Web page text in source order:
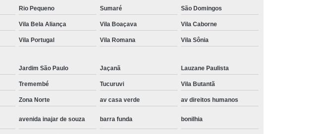
de Lavar Roupa
Instalação de Maquina de Lavar Samsung
Maquina de Lavar Roupa
Instalação Maquina de Lavar Roupa
de Lavar Samsung
Instalação Maquina Lavar e Seca
Lavar Roupa
Instalação Maquina de Lavar
Instalação de Lava e Seca
Seca
Instalação Lava e Seca Samsung
Instalação Lava Seca
Rio Pequeno Sumaré São Domingos
Vila Bela Aliança Vila Boaçava Vila Caborne
Vila Portugal Vila Romana Vila Sônia
Jardim São Paulo Jaçanã Lauzane Paulista
Tremembé Tucuruvi Vila Butantã
Zona Norte av casa verde av direitos humanos
avenida inajar de souza barra funda bonilhia